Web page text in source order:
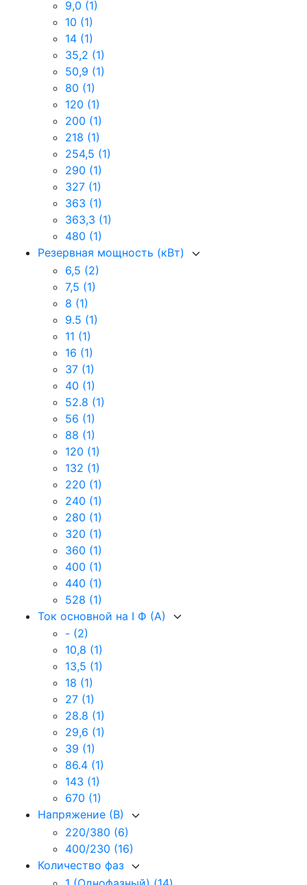
9,0 (1)
10 (1)
14 (1)
35,2 (1)
50,9 (1)
80 (1)
120 (1)
200 (1)
218 (1)
254,5 (1)
290 (1)
327 (1)
363 (1)
363,3 (1)
480 (1)
Резервная мощность (кВт)
6,5 (2)
7,5 (1)
8 (1)
9.5 (1)
11 (1)
16 (1)
37 (1)
40 (1)
52.8 (1)
56 (1)
88 (1)
120 (1)
132 (1)
220 (1)
240 (1)
280 (1)
320 (1)
360 (1)
400 (1)
440 (1)
528 (1)
Ток основной на I Ф (А)
- (2)
10,8 (1)
13,5 (1)
18 (1)
27 (1)
28.8 (1)
29,6 (1)
39 (1)
86.4 (1)
143 (1)
670 (1)
Напряжение (В)
220/380 (6)
400/230 (16)
Количество фаз